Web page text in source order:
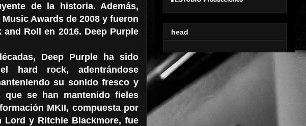
de la historia. Además,
Awards de 2008 y fueron
Roll en 2016. Deep Purple
Deep Purple ha sido
hard rock, adentrándose
su sonido fresco y
se han mantenido fieles
MKII, compuesta por
Lord y Ritchie Blackmore, fue
head